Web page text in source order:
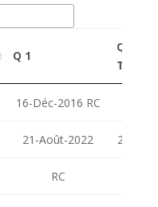
Q 1
Q 2
Titre
16-Déc-2016 RC
21-Août-2022 28-
RC